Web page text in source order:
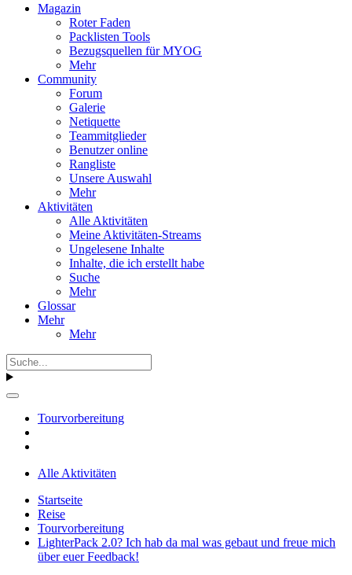
Magazin
Roter Faden
Packlisten Tools
Bezugsquellen für MYOG
Mehr
Community
Forum
Galerie
Netiquette
Teammitglieder
Benutzer online
Rangliste
Unsere Auswahl
Mehr
Aktivitäten
Alle Aktivitäten
Meine Aktivitäten-Streams
Ungelesene Inhalte
Inhalte, die ich erstellt habe
Suche
Mehr
Glossar
Mehr
Mehr
Tourvorbereitung
Alle Aktivitäten
Startseite
Reise
Tourvorbereitung
LighterPack 2.0? Ich hab da mal was gebaut und freue mich
über euer Feedback!